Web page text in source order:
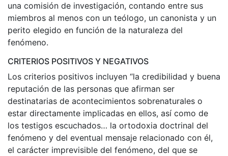
una comisión de investigación, contando entre sus
miembros al menos con un teólogo, un canonista y un
perito elegido en función de la naturaleza del
fenómeno.
CRITERIOS POSITIVOS Y NEGATIVOS
Los criterios positivos incluyen “la credibilidad y buena
reputación de las personas que afirman ser
destinatarias de acontecimientos sobrenaturales o
estar directamente implicadas en ellos, así como de
los testigos escuchados… la ortodoxia doctrinal del
fenómeno y del eventual mensaje relacionado con él,
el carácter imprevisible del fenómeno, del que se